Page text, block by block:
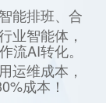
能排班、合
业智能体，
流AI转化。
运维成本，
成本！